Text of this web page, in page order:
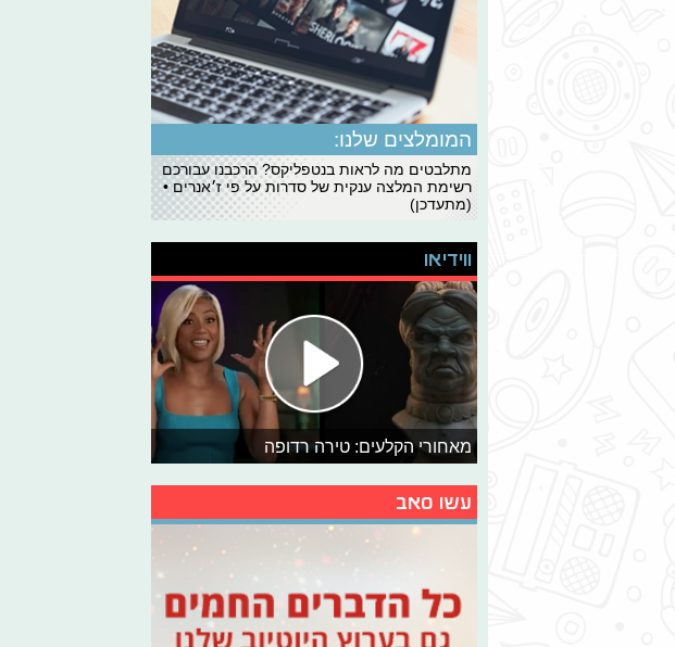
המומלצים שלנו:
מתלבטים מה לראות בנטפליקס? הרכבנו עבורכם
רשימת המלצה ענקית של סדרות על פי ז׳אנרים •
(מתעדכן)
ווידיאו
מאחורי הקלעים: טירה רדופה
עשו סאב